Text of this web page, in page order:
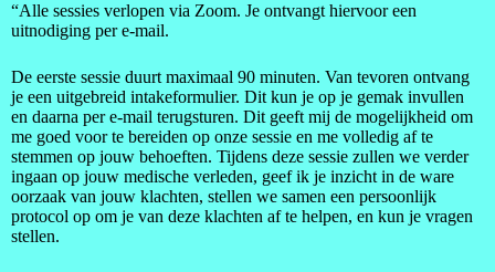
“Alle sessies verlopen via Zoom. Je ontvangt hiervoor een
uitnodiging per e-mail.
De eerste sessie duurt maximaal 90 minuten. Van tevoren ontvang
je een uitgebreid intakeformulier. Dit kun je op je gemak invullen
en daarna per e-mail terugsturen. Dit geeft mij de mogelijkheid om
me goed voor te bereiden op onze sessie en me volledig af te
stemmen op jouw behoeften. Tijdens deze sessie zullen we verder
ingaan op jouw medische verleden, geef ik je inzicht in de ware
oorzaak van jouw klachten, stellen we samen een persoonlijk
protocol op om je van deze klachten af te helpen, en kun je vragen
stellen.